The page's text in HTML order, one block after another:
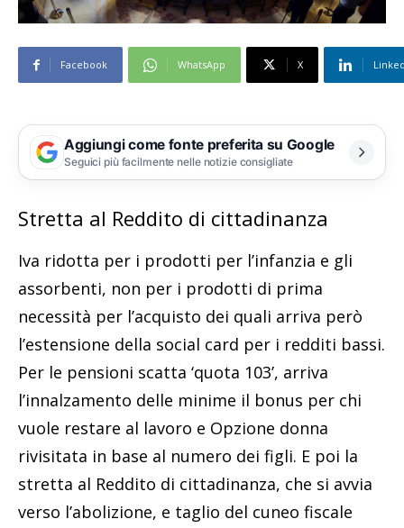
Facebook WhatsApp X
Aggiungi come fonte preferita su Google
Seguici più facilmente nelle notizie consigliate
Stretta al Reddito di cittadinanza
Iva ridotta per i prodotti per l’infanzia e gli
assorbenti, non per i prodotti di prima
necessità per l’acquisto dei quali arriva però
l’estensione della social card per i redditi bassi.
Per le pensioni scatta ‘quota 103’, arriva
l’innalzamento delle minime il bonus per chi
vuole restare al lavoro e Opzione donna
rivisitata in base al numero dei figli. E poi la
stretta al Reddito di cittadinanza, che si avvia
verso l’abolizione, e taglio del cuneo fiscale